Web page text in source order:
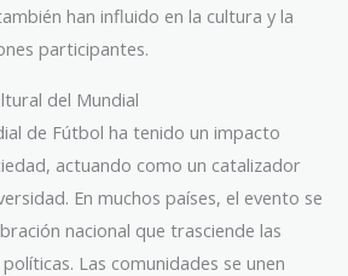
han influido en la cultura y la
participantes.
del Mundial
de Fútbol ha tenido un impacto
actuando como un catalizador
En muchos países, el evento se
nacional que trasciende las
Las comunidades se unen